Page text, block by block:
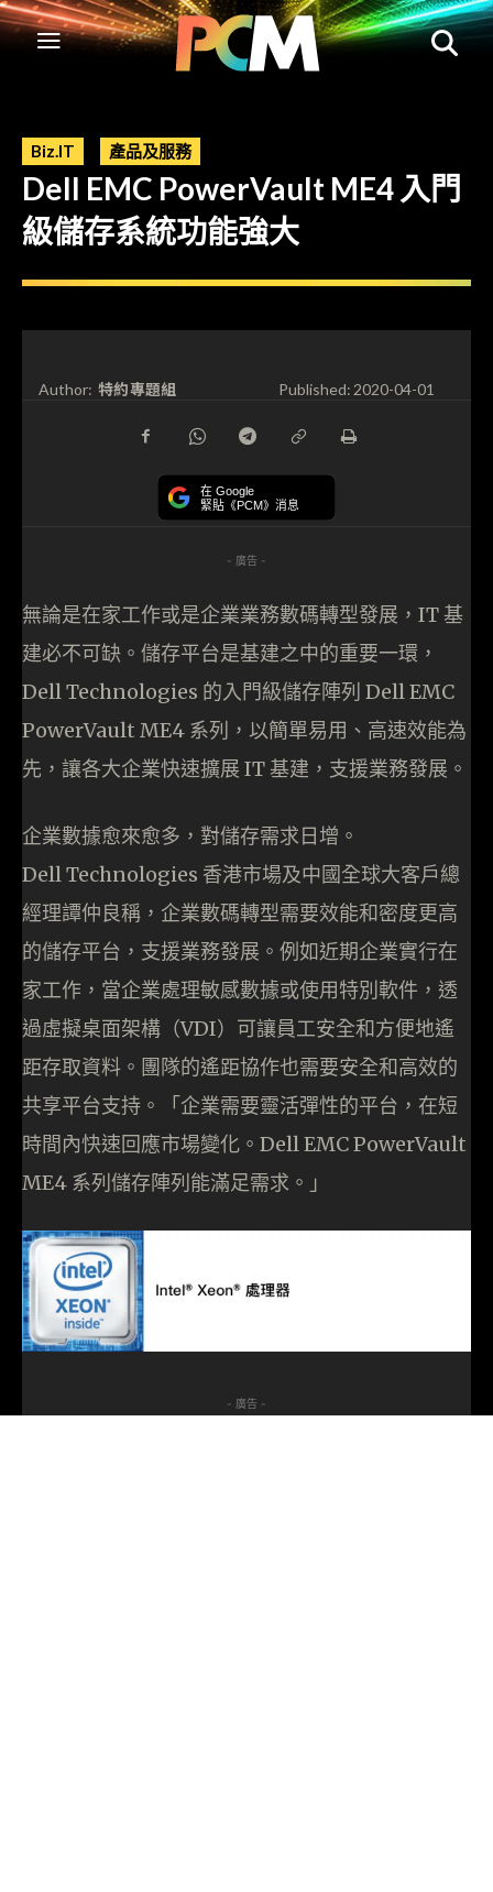
Biz.IT 產品及服務
Dell EMC PowerVault ME4 入門
級儲存系統功能強大
Author: 特約專題組 Published:2020-04-01
在 Google
緊貼《PCM》消息
- 廣告 -
無論是在家工作或是企業業務數碼轉型發展，IT 基
建必不可缺。儲存平台是基建之中的重要一環，
Dell Technologies 的入門級儲存陣列 Dell EMC
PowerVault ME4 系列，以簡單易用、高速效能為
先，讓各大企業快速擴展 IT 基建，支援業務發展。
企業數據愈來愈多，對儲存需求日增。
Dell Technologies 香港市場及中國全球大客戶總
經理譚仲良稱，企業數碼轉型需要效能和密度更高
的儲存平台，支援業務發展。例如近期企業實行在
家工作，當企業處理敏感數據或使用特別軟件，透
過虛擬桌面架構（VDI）可讓員工安全和方便地遙
距存取資料。團隊的遙距協作也需要安全和高效的
共享平台支持。「企業需要靈活彈性的平台，在短
時間內快速回應市場變化。Dell EMC PowerVault
ME4 系列儲存陣列能滿足需求。」
- 廣告 -